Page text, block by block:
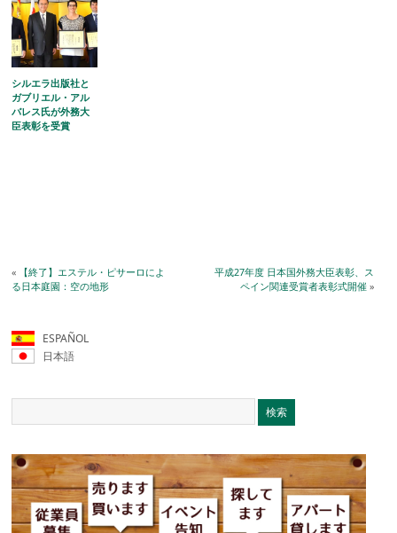
シルエラ出版社と
ガブリエル・アル
バレス氏が外務大
臣表彰を受賞
« 【終了】エステル・ピサーロによ
る日本庭園：空の地形
平成27年度 日本国外務大臣表彰、ス
ペイン関連受賞者表彰式開催»
ESPAÑOL
日本語